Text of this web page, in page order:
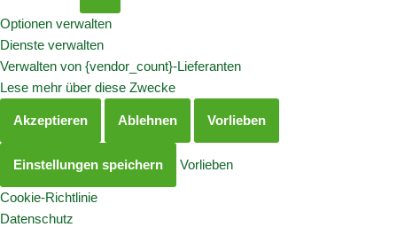
Optionen verwalten
Dienste verwalten
Verwalten von {vendor_count}-Lieferanten
Lese mehr über diese Zwecke
Akzeptieren Ablehnen Vorlieben
Einstellungen speichern Vorlieben
Cookie-Richtlinie
Datenschutz